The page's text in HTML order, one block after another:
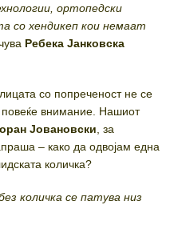
ортопедски
со хендикеп кои немаат
Ребека Јанковска
со попреченост не се
внимание. Нашиот
Јовановски , за
– како да одвојам една
количка?
количка се патува низ